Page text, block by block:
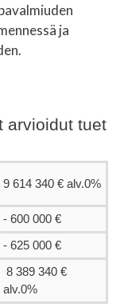
ja
arvioidut tuet
9 614 340 € alv.0%
- 600 000 €
- 625 000 €
8 389 340 €
alv.0%